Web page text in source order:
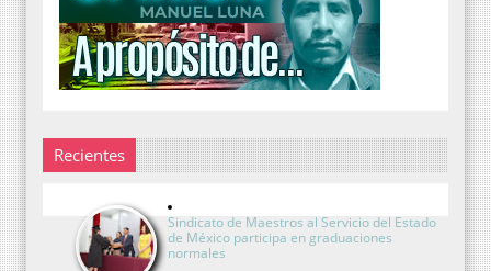
Recientes
Sindicato de Maestros al Servicio del Estado
de México participa en graduaciones
normales